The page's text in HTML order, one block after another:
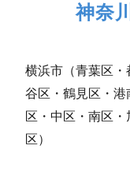
神奈
横浜市（青葉区
谷区・鶴見区・
区・中区・南区
区）